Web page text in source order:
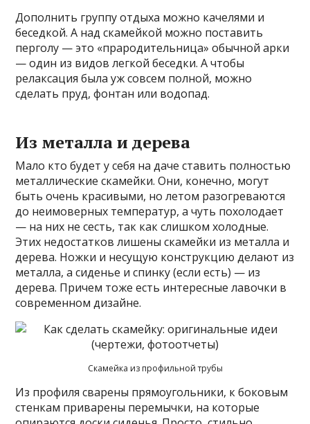
Дополнить группу отдыха можно качелями и
беседкой. А над скамейкой можно поставить
перголу — это «прародительница» обычной арки
— один из видов легкой беседки. А чтобы
релаксация была уж совсем полной, можно
сделать пруд, фонтан или водопад.
Из металла и дерева
Мало кто будет у себя на даче ставить полностью
металлические скамейки. Они, конечно, могут
быть очень красивыми, но летом разогреваются
до неимоверных температур, а чуть похолодает
— на них не сесть, так как слишком холодные.
Этих недостатков лишены скамейки из металла и
дерева. Ножки и несущую конструкцию делают из
металла, а сиденье и спинку (если есть) — из
дерева. Причем тоже есть интересные лавочки в
современном дизайне.
Скамейка из профильной трубы
Из профиля сварены прямоугольники, к боковым
стенкам приварены перемычки, на которые